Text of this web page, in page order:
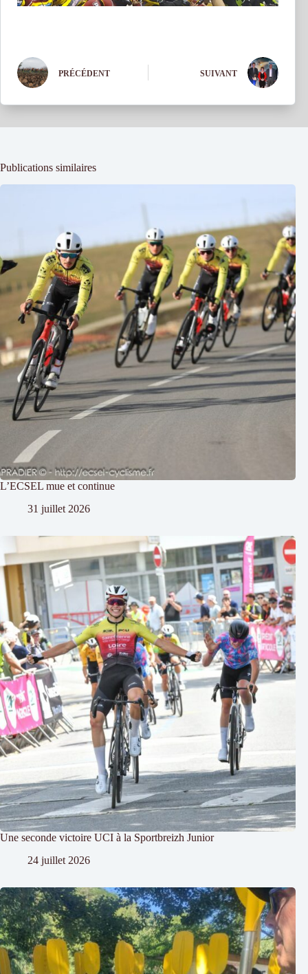
PRÉCÉDENT SUIVANT
Publications similaires
L’ECSEL mue et continue
31 juillet 2026
Une seconde victoire UCI à la Sportbreizh Junior
24 juillet 2026